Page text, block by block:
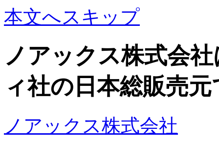
本文へスキップ
ノアックス株式会
ィ社の日本総販売
ノアックス株式会社